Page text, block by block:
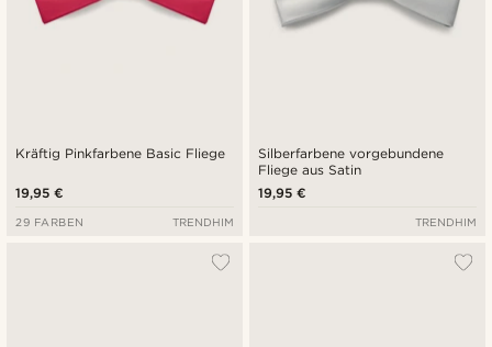
Kräftig Pinkfarbene Basic Fliege
19,95 €
29 FARBEN TRENDHIM
Silberfarbene vorgebundene
Fliege aus Satin
19,95 €
TRENDHIM